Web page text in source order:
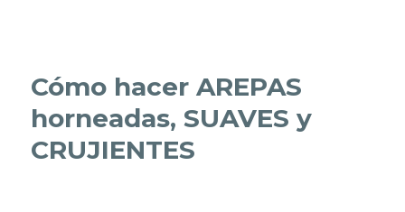
Cómo hacer AREPAS
horneadas, SUAVES y
CRUJIENTES